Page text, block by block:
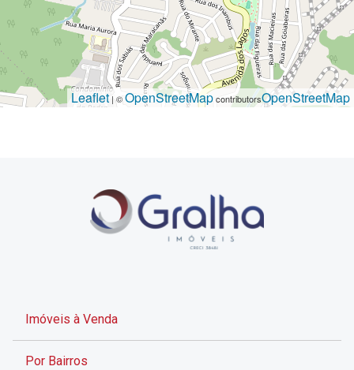
Leaflet | ©OpenStreetMapcontributorsOpenStreetMap
Imóveis à Venda
Por Bairros